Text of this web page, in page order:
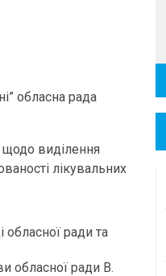
обласна рада
щодо виділення
лікувальних
обласної ради та
обласної ради В.